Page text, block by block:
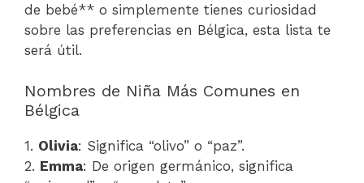
de bebé** o simplemente tienes curiosidad
sobre las preferencias en Bélgica, esta lista te
será útil.
Nombres de Niña Más Comunes en
Bélgica
1. Olivia: Significa “olivo” o “paz”.
2. Emma: De origen germánico, significa